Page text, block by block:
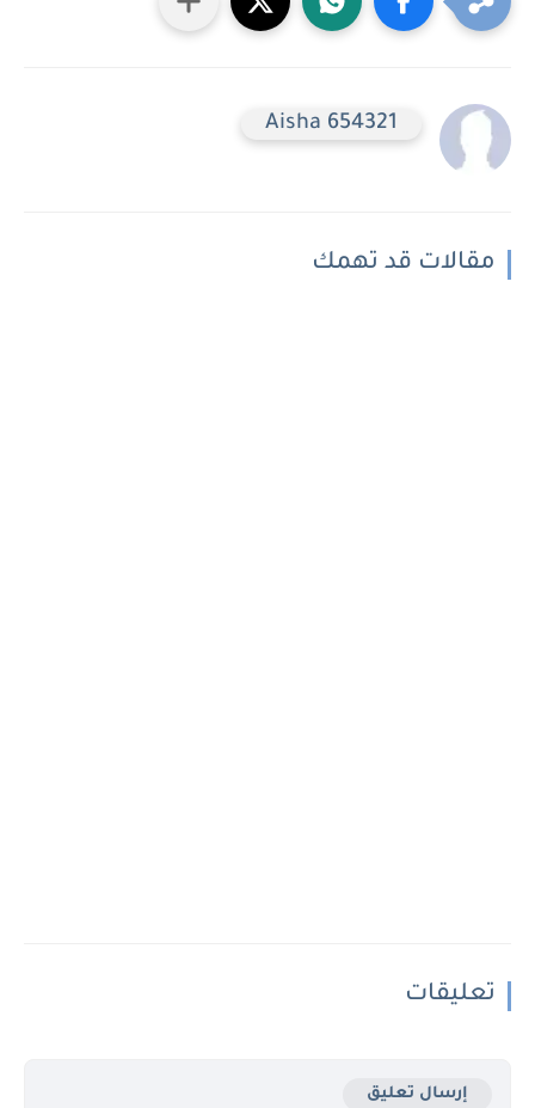
Aisha 654321
مقالات قد تهمك
تعليقات
إرسال تعليق